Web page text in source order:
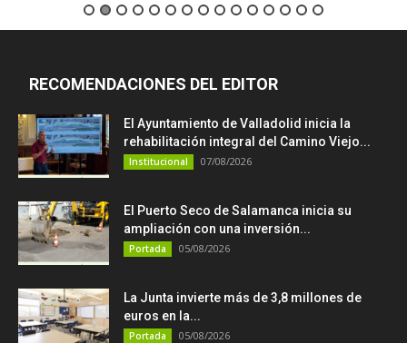
RECOMENDACIONES DEL EDITOR
El Ayuntamiento de Valladolid inicia la
rehabilitación integral del Camino Viejo...
Institucional 07/08/2026
El Puerto Seco de Salamanca inicia su
ampliación con una inversión...
Portada 05/08/2026
La Junta invierte más de 3,8 millones de
euros en la...
Portada 05/08/2026